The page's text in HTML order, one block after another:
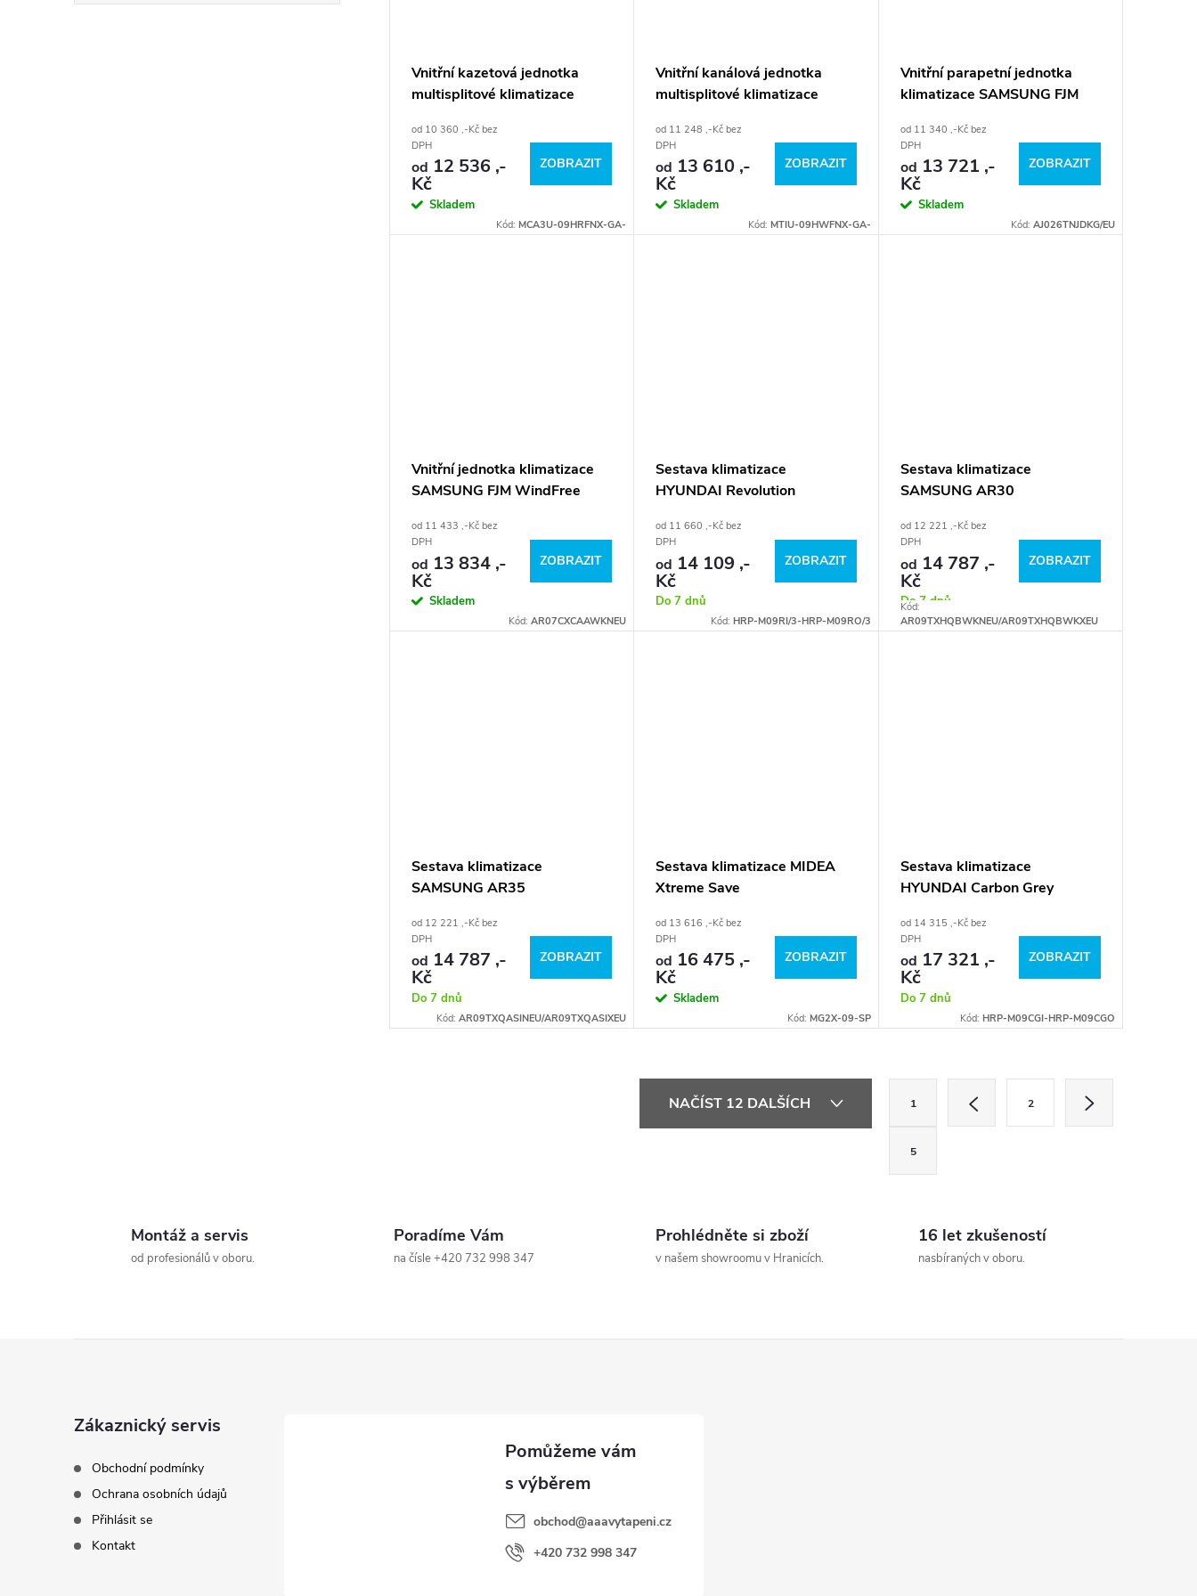
Vnitřní kazetová jednotka
multisplitové klimatizace
od 10 360 ,-Kč bez
DPH
od 12 536 ,-
Kč
Skladem
ZOBRAZIT
Kód: MCA3U-09HRFNX-GA-
Vnitřní kanálová jednotka
multisplitové klimatizace
od 11 248 ,-Kč bez
DPH
od 13 610 ,-
Kč
Skladem
ZOBRAZIT
Kód: MTIU-09HWFNX-GA-
Vnitřní parapetní jednotka
klimatizace SAMSUNG FJM
od 11 340 ,-Kč bez
DPH
od 13 721 ,-
Kč
Skladem
ZOBRAZIT
Kód: AJ026TNJDKG/EU
Vnitřní jednotka klimatizace
SAMSUNG FJM WindFree
od 11 433 ,-Kč bez
DPH
od 13 834 ,-
Kč
Skladem
ZOBRAZIT
Kód:AR07CXCAAWKNEU
Sestava klimatizace
HYUNDAI Revolution
od 11 660 ,-Kč bez
DPH
od 14 109 ,-
Kč
Do 7 dnů
ZOBRAZIT
Kód: HRP-M09RI/3-HRP-M09RO/3
Sestava klimatizace
SAMSUNG AR30
od 12 221 ,-Kč bez
DPH
od 14 787 ,-
Kč
Do 7 dnů
ZOBRAZIT
Kód:
AR09TXHQBWKNEU/AR09TXHQBWKXEU
Sestava klimatizace
SAMSUNG AR35
od 12 221 ,-Kč bez
DPH
od 14 787 ,-
Kč
Do 7 dnů
ZOBRAZIT
Kód:AR09TXQASINEU/AR09TXQASIXEU
Sestava klimatizace MIDEA
Xtreme Save
od 13 616 ,-Kč bez
DPH
od 16 475 ,-
Kč
Skladem
ZOBRAZIT
Kód: MG2X-09-SP
Sestava klimatizace
HYUNDAI Carbon Grey
od 14 315 ,-Kč bez
DPH
od 17 321 ,-
Kč
Do 7 dnů
ZOBRAZIT
Kód: HRP-M09CGI-HRP-M09CGO
d
a
í
NAČÍST 12 DALŠÍCH
á
n
1 2
5
Montáž a servis
od profesionálů v oboru.
Poradíme Vám
na čísle +420 732 998 347
Prohlédněte si zboží
v našem showroomu v Hranicích.
16 let zkušeností
nasbíraných v oboru.
Zákaznický servis
Obchodní podmínky
Ochrana osobních údajů
Přihlásit se
Kontakt
obchod@aaavytapeni.cz
+420 732 998 347